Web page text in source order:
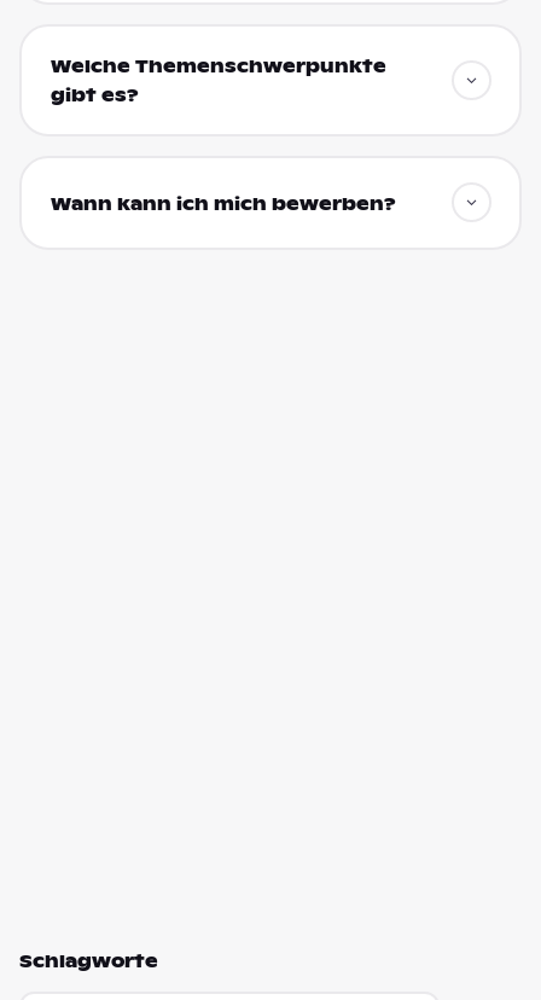
Welche Themenschwerpunkte
gibt es?
Wann kann ich mich bewerben?
Schlagworte